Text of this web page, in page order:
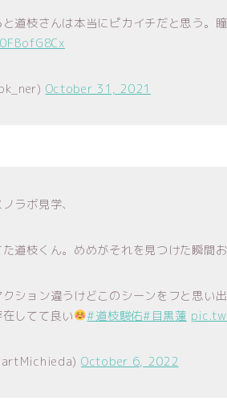
道枝さんは本当にピカイチだと思う。
October 31, 2021
ラボ見学、
た道枝くん。めめがそれを見つけた瞬間
ション違うけどこのシーンをフと思い
してて良い
#道枝駿佑#目黒蓮
October 6, 2022